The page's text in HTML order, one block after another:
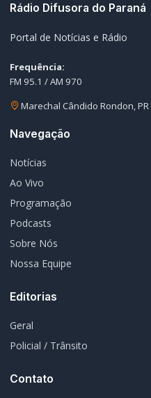
Rádio Difusora do Paraná
Portal de Notícias e Rádio
Frequência:
FM 95.1 / AM 970
Marechal Cândido Rondon, PR
Navegação
Notícias
Ao Vivo
Programação
Podcasts
Sobre Nós
Nossa Equipe
Editorias
Geral
Policial / Trânsito
Contato